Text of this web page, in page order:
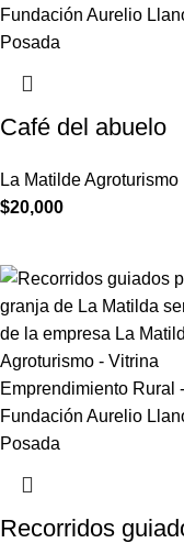
Café del abuelo
La Matilde Agroturismo
$20,000
Recorridos